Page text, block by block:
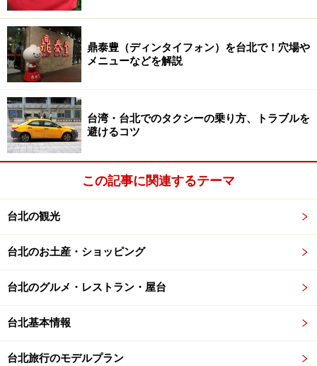
鼎泰豊（ディンタイフォン）を台北で！穴場や
メニューなどを解説
台湾・台北でのタクシーの乗り方、トラブルを
避けるコツ
この記事に関連するテーマ
台北の観光
台北のお土産・ショッピング
台北のグルメ・レストラン・屋台
台北基本情報
台北旅行のモデルプラン